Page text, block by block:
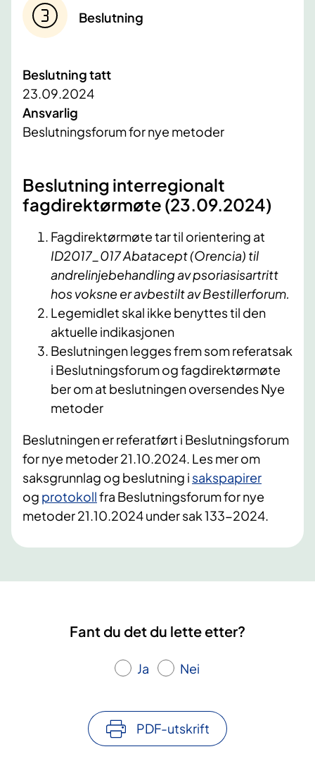
Beslutning
Beslutning tatt
23.09.2024
Ansvarlig
Beslutningsforum for nye metoder
Beslutning interregionalt
fagdirektørmøte (23.09.2024)
Fagdirektørmøte tar til orientering at
ID2017_017Abatacept (Orencia) til
andrelinjebehandling av psoriasisartritt
hos voksneer avbestilt av Bestillerforum.
Legemidlet skal ikke benyttes til den
aktuelle indikasjonen
Beslutningen legges frem som referatsak
i Beslutningsforum og fagdirektørmøte
ber om at beslutningen oversendes Nye
metoder
Beslutningen er referatført i Beslutningsforum
for nye metoder 21.10.2024. Les mer om
saksgrunnlag og beslutning i sakspapirer
og protokollfra Beslutningsforum for nye
metoder 21.10.2024 under sak 133-2024.
Fant du det du lette etter?
Ja Nei
PDF-utskrift